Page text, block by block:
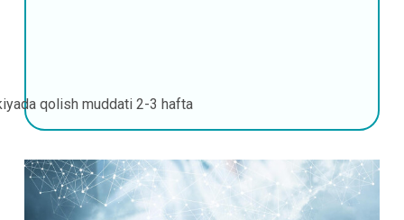
qolish muddati 2-3 hafta